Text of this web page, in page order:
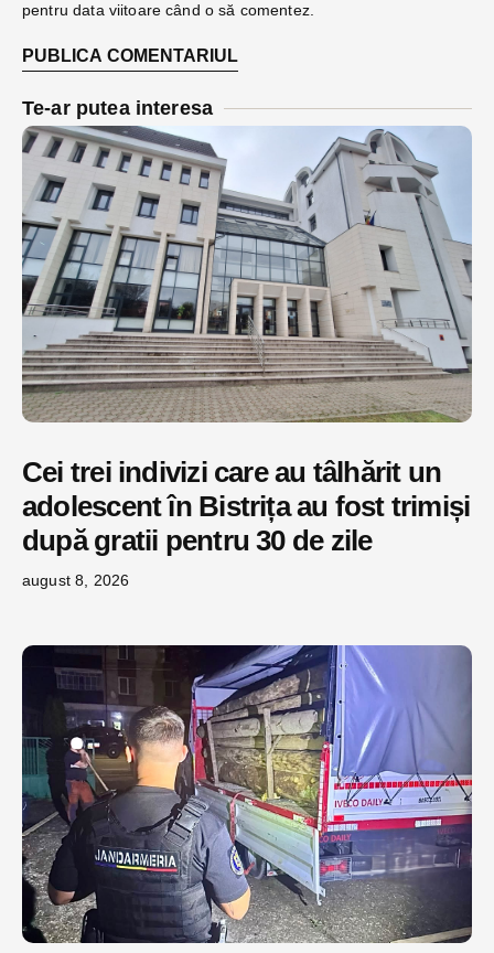
pentru data viitoare când o să comentez.
Te-ar putea interesa
Cei trei indivizi care au tâlhărit un
adolescent în Bistrița au fost trimiși
după gratii pentru 30 de zile
august 8, 2026